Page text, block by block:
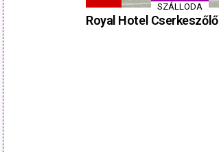
SZÁLLODA
Royal Hotel Cserkeszőlő